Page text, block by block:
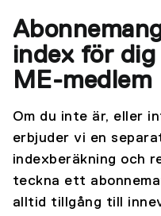
index för
ME-medlem
Om du inte är, eller
erbjuder vi en
indexberäkning och
teckna ett
alltid tillgång till